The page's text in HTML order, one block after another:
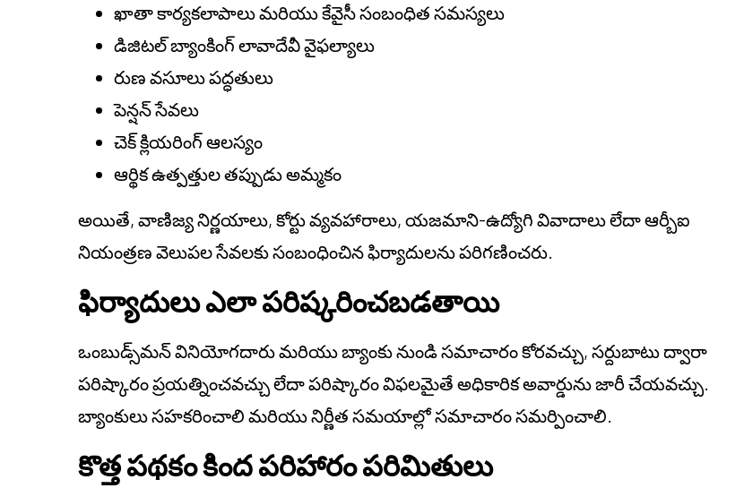
ఖాతా కార్యకలాపాలు మరియు కేవైసీ సంబంధిత సమస్యలు
డిజిటల్ బ్యాంకింగ్ లావాదేవీ వైఫల్యాలు
రుణ వసూలు పద్ధతులు
పెన్షన్ సేవలు
చెక్ క్లియరింగ్ ఆలస్యం
ఆర్థిక ఉత్పత్తుల తప్పుడు అమ్మకం
అయితే, వాణిజ్య నిర్ణయాలు, కోర్టు వ్యవహారాలు, యజమాని-ఉద్యోగి వివాదాలు లేదా ఆర్బీఐ
నియంత్రణ వెలుపల సేవలకు సంబంధించిన ఫిర్యాదులను పరిగణించరు.
ఫిర్యాదులు ఎలా పరిష్కరించబడతాయి
ఒంబుడ్స్‌మన్ వినియోగదారు మరియు బ్యాంకు నుండి సమాచారం కోరవచ్చు, సర్దుబాటు ద్వారా
పరిష్కారం ప్రయత్నించవచ్చు లేదా పరిష్కారం విఫలమైతే అధికారిక అవార్డును జారీ చేయవచ్చు.
బ్యాంకులు సహకరించాలి మరియు నిర్ణీత సమయాల్లో సమాచారం సమర్పించాలి.
కొత్త పథకం కింద పరిహారం పరిమితులు